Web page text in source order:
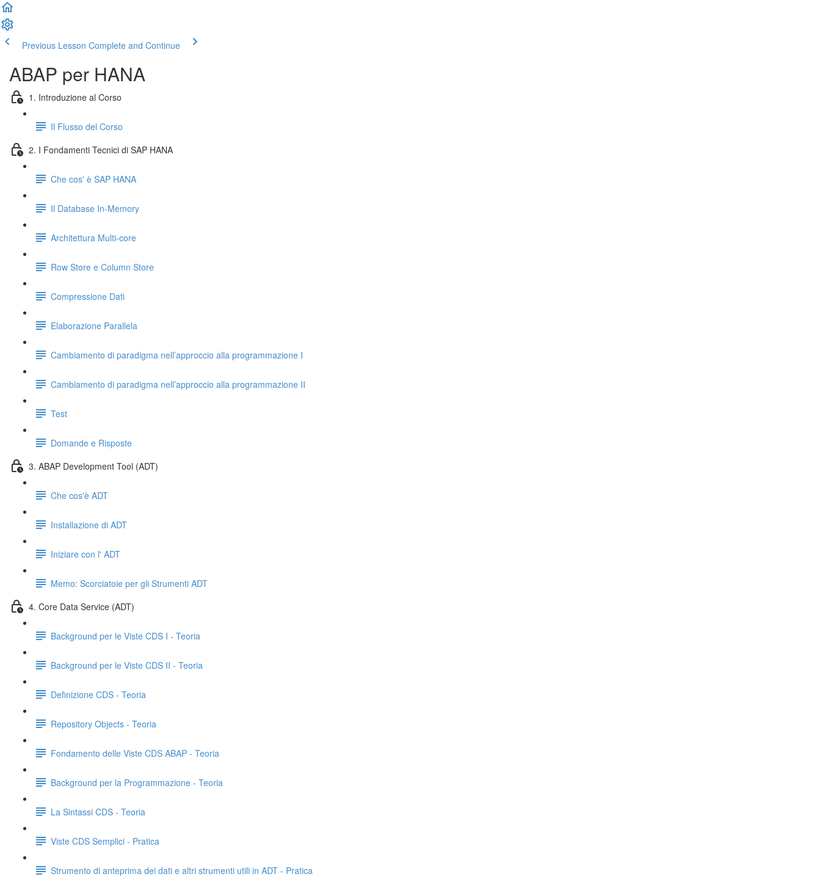
Previous Lesson Complete and Continue
ABAP per HANA
1. Introduzione al Corso
Il Flusso del Corso
2. I Fondamenti Tecnici di SAP HANA
Che cos' è SAP HANA
Il Database In-Memory
Architettura Multi-core
Row Store e Column Store
Compressione Dati
Elaborazione Parallela
Cambiamento di paradigma nell’approccio alla programmazione I
Cambiamento di paradigma nell’approccio alla programmazione II
Test
Domande e Risposte
3. ABAP Development Tool (ADT)
Che cos'è ADT
Installazione di ADT
Iniziare con l' ADT
Memo: Scorciatoie per gli Strumenti ADT
4. Core Data Service (ADT)
Background per le Viste CDS I - Teoria
Background per le Viste CDS II - Teoria
Definizione CDS - Teoria
Repository Objects - Teoria
Fondamento delle Viste CDS ABAP - Teoria
Background per la Programmazione - Teoria
La Sintassi CDS - Teoria
Viste CDS Semplici - Pratica
Strumento di anteprima dei dati e altri strumenti utili in ADT - Pratica